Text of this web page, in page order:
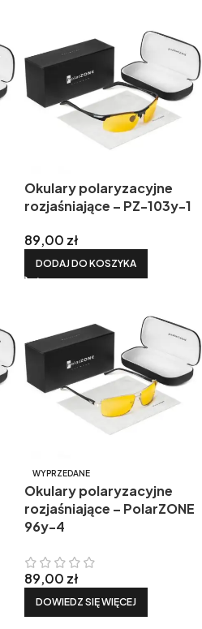
Okulary polaryzacyjne
rozjaśniające – PZ-103y-1
89,00 zł
DODAJ DO KOSZYKA
WYPRZEDANE
Okulary polaryzacyjne
rozjaśniające – PolarZONE
96y-4
89,00 zł
DOWIEDZ SIĘ WIĘCEJ